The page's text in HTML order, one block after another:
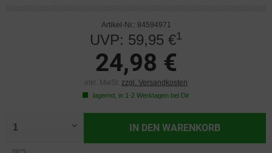
Artikel-Nr.: 84594971
UVP: 59,95 €1
24,98 €
inkl. MwSt. zzgl. Versandkosten
lagernd, in 1-2 Werktagen bei Dir
IN DEN WARENKORB